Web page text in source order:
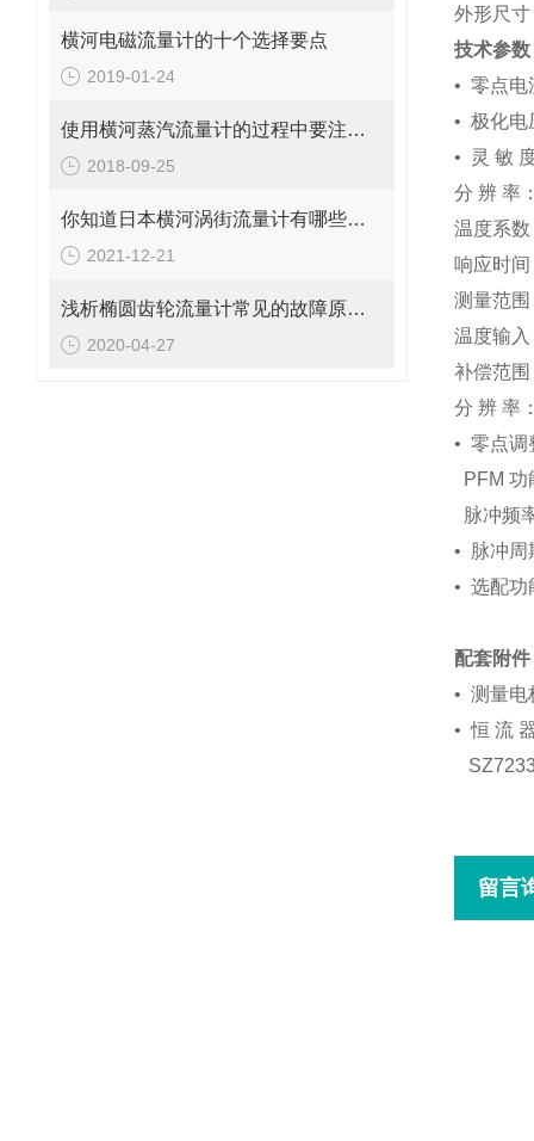
横河电磁流量计的十个选择要点
2019-01-24
使用横河蒸汽流量计的过程中要注意以下四个细节
2018-09-25
你知道日本横河涡街流量计有哪些结构优势吗？
2021-12-21
浅析椭圆齿轮流量计常见的故障原因和处理对策
2020-04-27
外形尺
技术参数
• 零点电
• 极化电
•
灵 敏
分 辨 率
温度系
响应时
测量范
温度输
补偿范
分 辨 率
• 零点
PFM 功
脉冲频
•
脉冲周
• 选配功
配套附件
• 测量电
•恒 流
留言